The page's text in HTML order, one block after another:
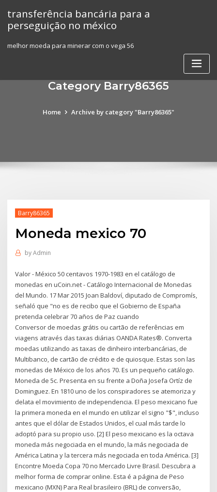
content
transferência bancária para a
perseguição no méxico
melhor moeda para minerar com o vega 56
Category Barry86365
Home Archive by category "Barry86365"
Barry86365
Moneda mexico 70
byAdmin
Valor - México 50 centavos 1970-1983 en el catálogo de
monedas en uCoin.net - Catálogo Internacional de Monedas
del Mundo. 17 Mar 2015 Joan Baldoví, diputado de Compromís,
señaló que "no es de recibo que el Gobierno de España
pretenda celebrar 70 años de Paz cuando
Conversor de moedas grátis ou cartão de referências em
viagens através das taxas diárias OANDA Rates®. Converta
moedas utilizando as taxas de dinheiro interbancárias, de
Multibanco, de cartão de crédito e de quiosque. Estas son las
monedas de México de los años 70. Es un pequeño catálogo.
Moneda de 5c. Presenta en su frente a Doña Josefa Ortíz de
Dominguez. En 1810 uno de los conspiradores se atemoriza y
delata el movimiento de independencia. El peso mexicano fue
la primera moneda en el mundo en utilizar el signo "$", incluso
antes que el dólar de Estados Unidos, el cual más tarde lo
adoptó para su propio uso. [2] El peso mexicano es la octava
moneda más negociada en el mundo, la más negociada de
América Latina y la tercera más negociada en toda América. [3]
Encontre Moeda Copa 70 no Mercado Livre Brasil. Descubra a
melhor forma de comprar online. Esta é a página de Peso
mexicano (MXN) Para Real brasileiro (BRL) de conversão,